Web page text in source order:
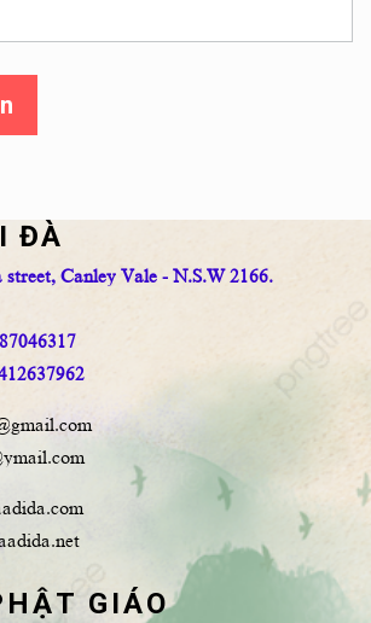
ĐÀ
street, Canley Vale - N.S.W 2166.
GIÁO